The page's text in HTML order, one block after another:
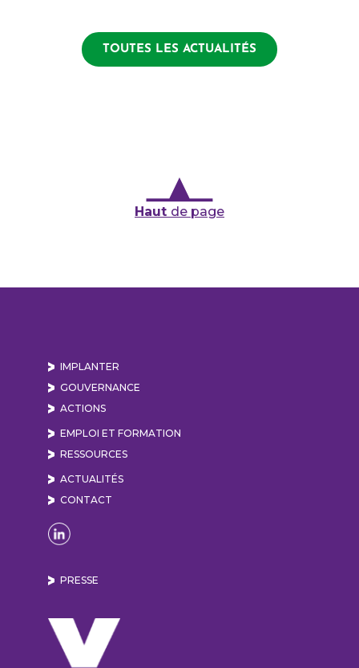
TOUTES LES ACTUALITÉS
Haut de page
IMPLANTER
GOUVERNANCE
ACTIONS
EMPLOI ET FORMATION
RESSOURCES
ACTUALITÉS
CONTACT
Naviguer sur la page Linkedin de Lyon Vallée
PRESSE